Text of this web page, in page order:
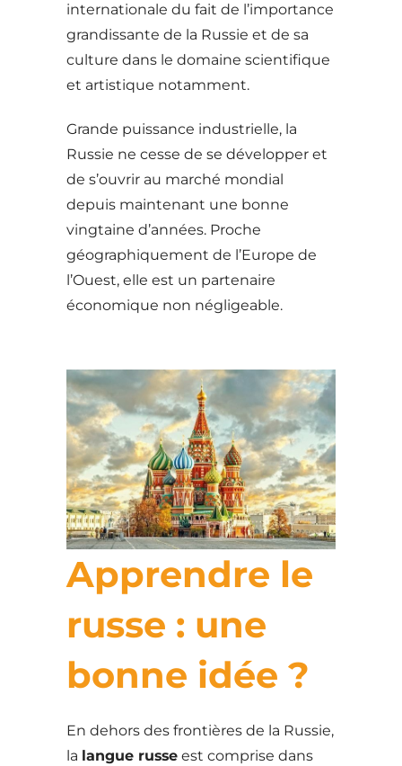
internationale du fait de l’importance
grandissante de la Russie et de sa
culture dans le domaine scientifique
et artistique notamment.
Grande puissance industrielle, la
Russie ne cesse de se développer et
de s’ouvrir au marché mondial
depuis maintenant une bonne
vingtaine d’années. Proche
géographiquement de l’Europe de
l’Ouest, elle est un partenaire
économique non négligeable.
Apprendre le
russe : une
bonne idée ?
En dehors des frontières de la Russie,
la langue russe est comprise dans